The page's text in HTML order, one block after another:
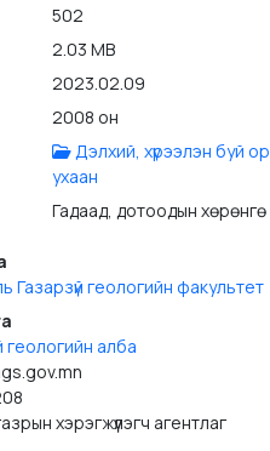
502
2.03 MB
2023.02.09
2008 он
Дэлхий, хүрээлэн буй
ухаан
Гадаад, дотоодын
Газарзүй геологийн факультет
геологийн алба
хэрэгжүүлэгч агентлаг